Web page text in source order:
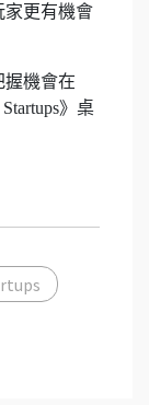
家更有機會
握機會在
》桌